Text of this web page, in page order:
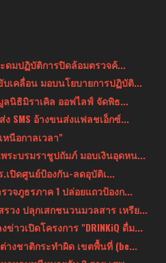
ดมปฏิบัติการปิดล้อมตรวจค้...
เคลื่อน มอบนโยบายการปฏิบัติ...
นิธิมิราเคิล ออฟไลฟ์ จัดพิธ...
SMS อ้างขนส่งแฟลชเอ็กซ์...
หนือกาลเวลา"
ระบรมราชูปถัมภ์ มอบเงินอุดหน...
เปิดศูนย์ป้องกัน-ลดอุบัติเ...
วจภูธรภาค 1 ปล่อยแถวป้องก...
วง ปลุกเสกชนวนมวลสาร เหรีย...
าวเปิดโครงการ "DRINKiQ ดื่ม...
งชาติกระทำผิด เขตพื้นที่ (be...